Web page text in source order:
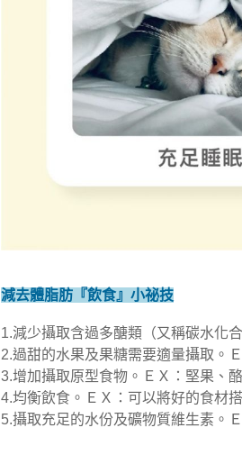
減去體脂肪『飲食』小祕技
1.減少攝取含過多醣類（又稱碳水化
2.過甜的水果及果糖需要適量攝取。
3.增加攝取原型食物。ＥＸ：堅果、
4.均衡飲食。ＥＸ：可以將好的食材
5.攝取充足的水份及礦物質維生素。